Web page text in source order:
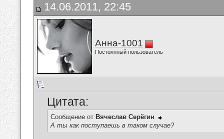
14.06.2011, 22:45
Анна-1001
Постоянный пользователь
Цитата:
Сообщение от Вячеслав Серёгин
А ты как поступаешь в таком случае?